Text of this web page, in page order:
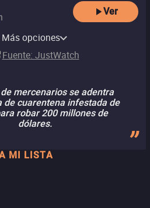
Ver
with Ads
Más opciones
Fuente: JustWatch
mercenarios se adentra
de cuarentena infestada de
robar 200 millones de
dólares.
MI LISTA